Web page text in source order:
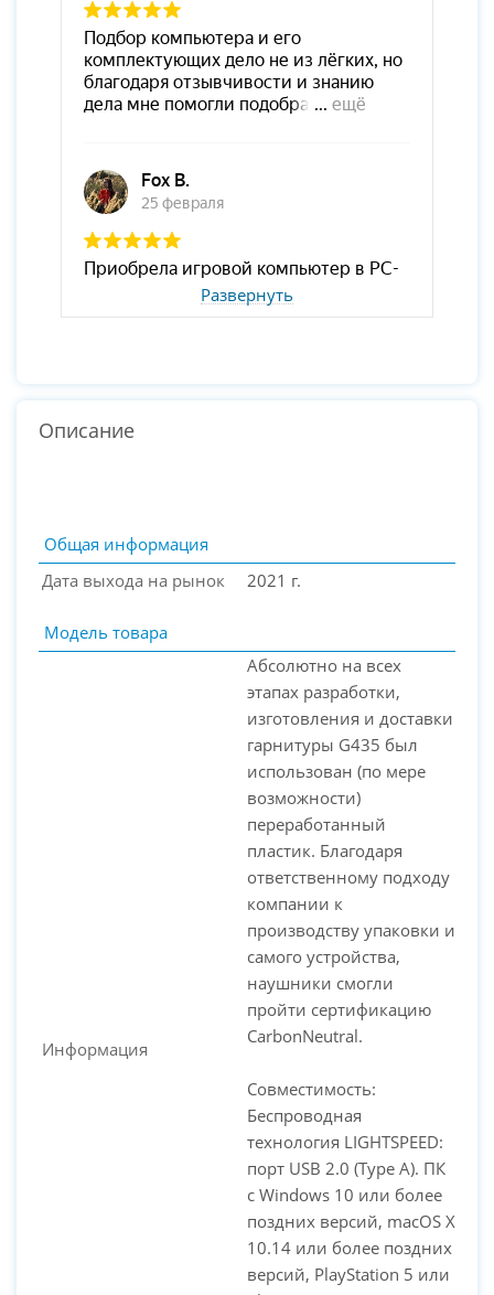
PC-Arena на карте Москвы — Яндекс Карты
Развернуть
Описание
Общая информация
Дата выхода на рынок
2021 г.
Модель товара
Информация
Абсолютно на всех
этапах разработки,
изготовления и доставки
гарнитуры G435 был
использован (по мере
возможности)
переработанный
пластик. Благодаря
ответственному подходу
компании к
производству упаковки и
самого устройства,
наушники смогли
пройти сертификацию
CarbonNeutral.
Совместимость:
Беспроводная
технология LIGHTSPEED:
порт USB 2.0 (Type A). ПК
с Windows 10 или более
поздних версий, macOS X
10.14 или более поздних
версий, PlayStation 5 или